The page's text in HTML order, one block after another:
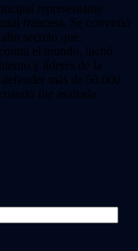
representante
francesa. Se convirtió
secreto que
el mundo, luchó
y líderes de la
más de 50.000
fue asaltada